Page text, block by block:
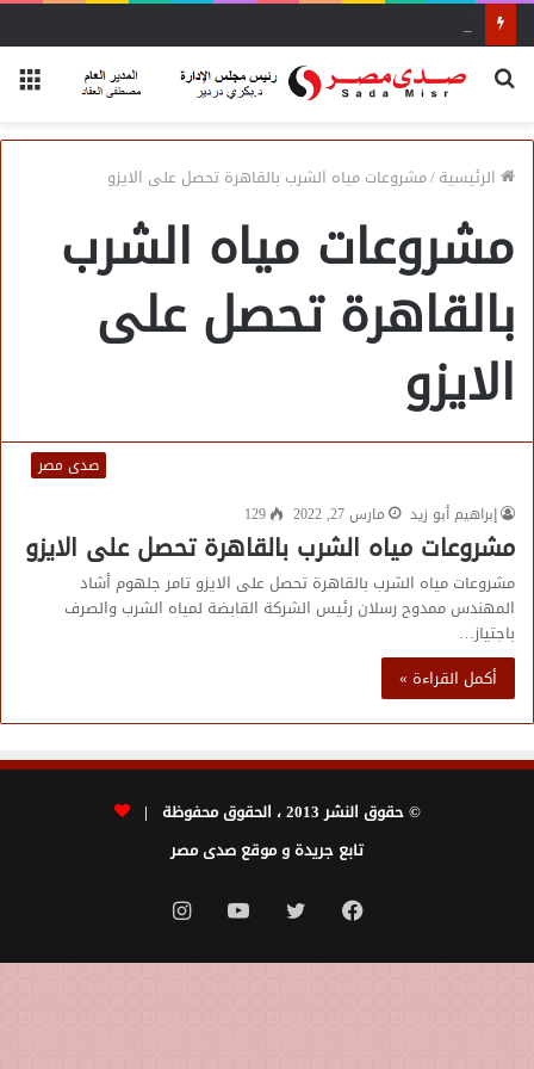
بحث
الرئيسية/مشروعات مياه الشرب بالقاهرة تحصل على الايزو
مشروعات مياه الشرب
بالقاهرة تحصل على
الايزو
صدى مصر
إبراهيم أبو زيد
مارس 27, 2022 129
مشروعات مياه الشرب بالقاهرة تحصل على الايزو
مشروعات مياه الشرب بالقاهرة تحصل على الايزو تامر جلهوم أشاد
المهندس ممدوح رسلان رئيس الشركة القابضة لمياه الشرب والصرف
باجتياز…
أكمل القراءة »
© حقوق النشر 2013 ، الحقوق محفوظة |
تابع جريدة و موقع صدى مصر
فيسبوك تويتر يوتيوبانستقرام